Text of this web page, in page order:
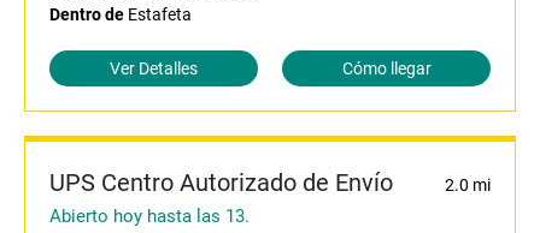
Dentro de Estafeta
Ver Detalles Cómo llegar
UPS Centro Autorizado de Envío 2.0 mi
Abierto hoy hasta las 13.